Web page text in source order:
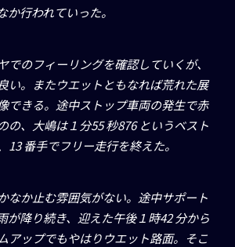
か行われていった。
でのフィーリングを確認していくが、
い。またウエットともなれば荒れた展
できる。途中ストップ車両の発生で赤
の、大嶋は１分55秒876というベスト
13番手でフリー走行を終えた。
なか止む雰囲気がない。途中サポート
が降り続き、迎えた午後１時42 分から
アップでもやはりウエット路面。そこ